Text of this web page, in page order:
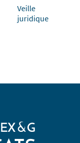
Veille
juridique